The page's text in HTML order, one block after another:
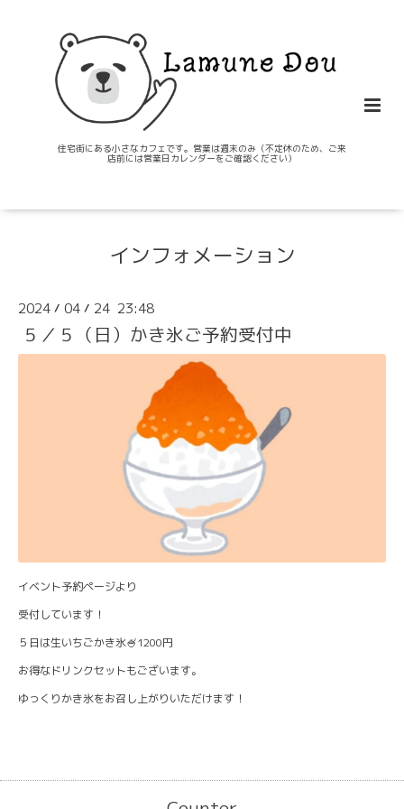
住宅街にある小さなカフェです。営業は週末のみ（不定休のため、ご来
店前には営業日カレンダーをご確認ください）
インフォメーション
2024 / 04 / 24 23:48
５／５（日）かき氷ご予約受付中
イベント予約ページより
受付しています！
５日は生いちごかき氷🍧1200円
お得なドリンクセットもございます。
ゆっくりかき氷をお召し上がりいただけます！